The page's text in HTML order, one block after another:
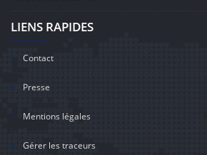
LIENS RAPIDES
Contact
Presse
Mentions légales
Gérer les traceurs